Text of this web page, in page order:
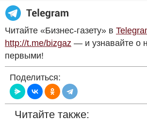
Читайте «Бизнес-газету» в
http://t.me/bizgaz — и узнавайте о
первыми!
Поделиться:
Читайте также: